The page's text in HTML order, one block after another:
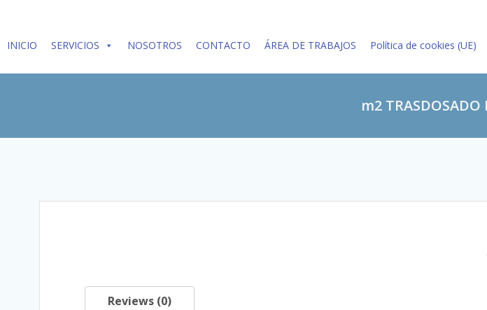
content
INICIO SERVICIOS NOSOTROS CONTACTO ÁREA DE TRABAJOS Política de cookies (UE)
m2 TRASDOSADO
Reviews (0)